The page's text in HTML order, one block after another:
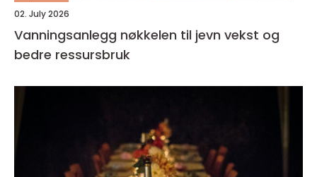
02. July 2026
Vanningsanlegg nøkkelen til jevn vekst og
bedre ressursbruk